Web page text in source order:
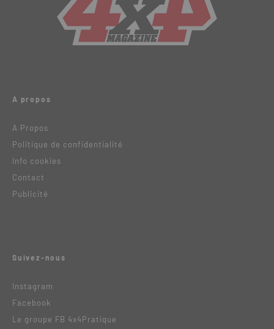
A propos
A Propos
Politique de confidentialité
Info cookies
Contact
Publicité
Suivez-nous
Instagram
Facebook
Le groupe FB 4x4Pratique